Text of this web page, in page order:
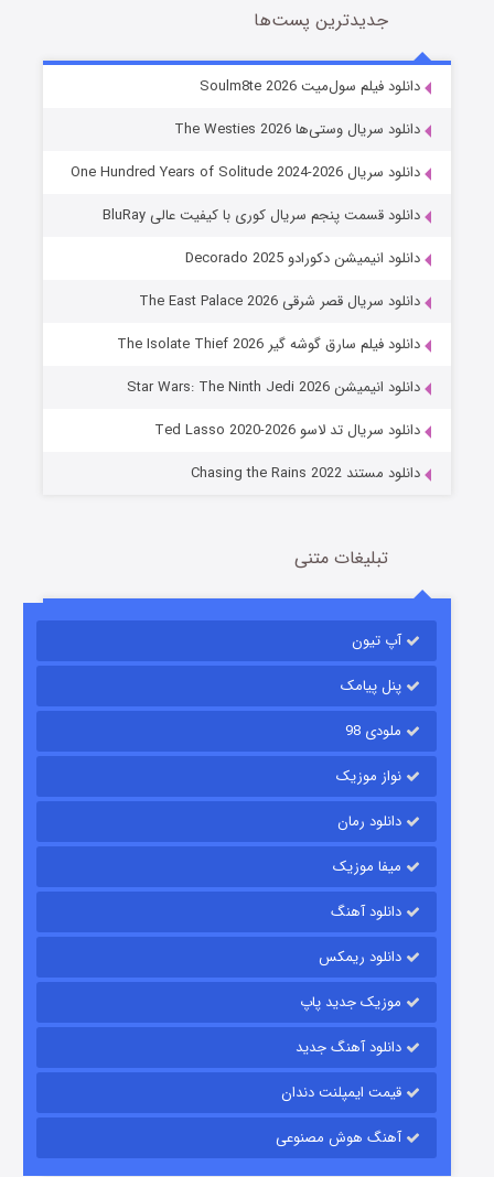
خاندان اژدها فصل ۳
جادوگری در مغولستان
قسمت 14 (زیرنویس) منتشر شد
قسمت
جدیدترین پست‌ها
دانلود فیلم سول‌میت Soulm8te 2026
دانلود سریال وستی‌ها The Westies 2026
دانلود سریال One Hundred Years of Solitude 2024-2026
دانلود قسمت پنجم سریال کوری با کیفیت عالی BluRay
دانلود انیمیشن دکورادو Decorado 2025
دانلود سریال قصر شرقی The East Palace 2026
دانلود فیلم سارق گوشه گیر The Isolate Thief 2026
دانلود انیمیشن Star Wars: The Ninth Jedi 2026
دانلود سریال تد لاسو Ted Lasso 2020-2026
دانلود مستند Chasing the Rains 2022
تبلیغات متنی
آپ تیون
پنل پیامک
ملودی 98
نواز موزیک
دانلود رمان
میفا موزیک
دانلود آهنگ
دانلود ریمکس
موزیک جدید پاپ
دانلود آهنگ جدید
قیمت ایمپلنت دندان
آهنگ هوش مصنوعی